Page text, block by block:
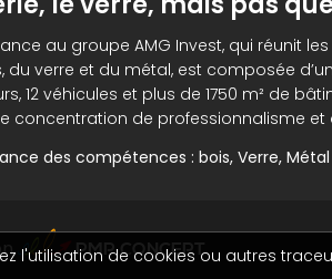
au groupe AMG Invest, qui réunit
du verre et du métal, est composée
12 véhicules et plus de 1750 m² de
concentration de professionnalisme et
des compétences : bois, Verre, Métal
PMP CONCEPT
l'utilisation de cookies ou autres